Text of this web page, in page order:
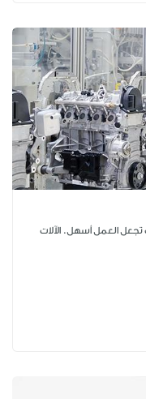
تجعل العمل أسهل. الآلات